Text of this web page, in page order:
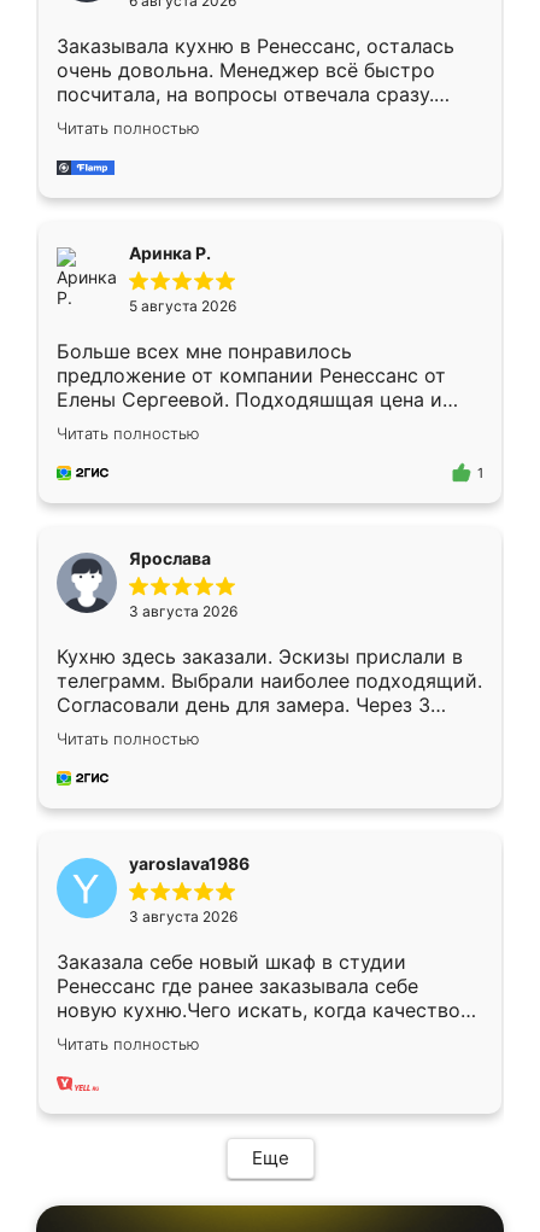
мебели буду заказывать только здесь.
Заказывала кухню в Ренессанс, осталась
очень довольна. Менеджер всё быстро
посчитала, на вопросы отвечала сразу.
Замерщик приехал в субботу, подошёл к
делу со всей ответственностью. Собрали
за день, ребята работали аккуратно, даже
Читать полностью
Аринка Р.
5 августа 2026
Больше всех мне понравилось
предложение от компании Ренессанс от
Елены Сергеевой. Подходяшщая цена и
короткие сроки изготовления. Приехавший
для замера сотрудник Владислав
предложил по моему эскизу самый
Читать полностью
1
Ярослава
3 августа 2026
Кухню здесь заказали. Эскизы прислали в
телеграмм. Выбрали наиболее подходящий.
Согласовали день для замера. Через 3
недели кухня была уже готова. Остались
довольны работой. Спасибо Ренессанс
мебель за качественную работу!
Читать полностью
yaroslava1986
3 августа 2026
Заказала себе новый шкаф в студии
Ренессанс где ранее заказывала себе
новую кухню.Чего искать, когда качеством
вполне довольна. Служит кухня уже почти
два года, нареканий нет.
Читать полностью
Еще